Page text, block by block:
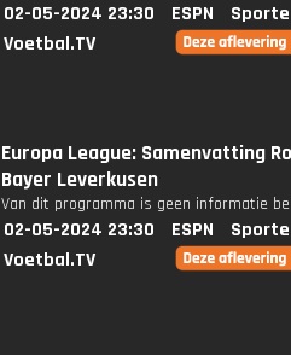
02-05-2024 23:30 ESPN
Voetbal.TV
Europa League: Samenvatting
Bayer Leverkusen
Van dit programma is geen informatie
02-05-2024 23:30 ESPN
Voetbal.TV